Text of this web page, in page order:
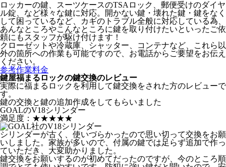
ロッカーの鍵、スーツケースのTSAロック、郵便受けのダイヤ
ル錠、など様々な鍵に対応。開かない鍵・壊れた鍵・鍵をなく
して困っているなど、カギのトラブル全般に対応している為、
あんなところやこんなところに鍵を取り付けたいといったご依
頼にもスタッフが駆け付けます！
クローゼットや冷蔵庫、シャッター、コンテナなど、これら以
外の箇所への作業も可能ですので、お電話からご要望をお伝え
ください。
参考作業料金
鍵屋福まるロックの鍵交換のレビュー
実際に福まるロックを利用して鍵交換をされた方のレビューで
す。
鍵の交換と鍵の追加作成をしてもらいました
GOALのV18シリンダー
満足度： ★★★★★
シリンダーが古く、使いづらかったので思い切って交換をお願
いしました。家族が多いので、付属の鍵では足らず追加で作っ
ていただき、大変助かりました。
鍵交換をお願いするのが初めてだったのですが、今のところ順